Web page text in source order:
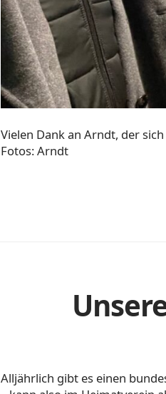
Vielen Dank an Arndt, der
Fotos: Arndt
Alljährlich gibt es einen